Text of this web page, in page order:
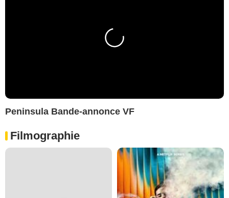
Peninsula Bande-annonce VF
Filmographie